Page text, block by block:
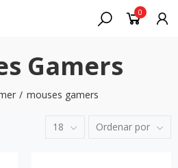
0
Gamers
mouses gamers
18 Ordenar por